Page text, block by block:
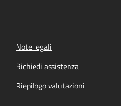
Note legali
Richiedi assistenza
Riepilogo valutazioni